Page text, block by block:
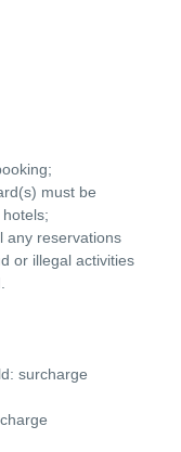
must be
any reservations
or illegal activities
surcharge